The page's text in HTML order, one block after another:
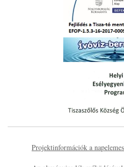
Projektinformációk a